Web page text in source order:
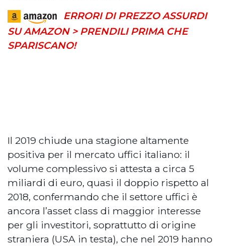
ERRORI DI PREZZO ASSURDI
SU AMAZON > PRENDILI PRIMA CHE
SPARISCANO!
Il 2019 chiude una stagione altamente
positiva per il mercato uffici italiano: il
volume complessivo si attesta a circa 5
miliardi di euro, quasi il doppio rispetto al
2018, confermando che il settore uffici è
ancora l’asset class di maggior interesse
per gli investitori, soprattutto di origine
straniera (USA in testa), che nel 2019 hanno